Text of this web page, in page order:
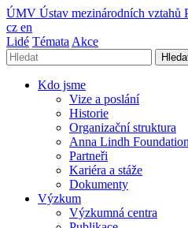
ÚMV Ústav mezinárodních vztahů
cz en
Lidé Témata Akce
Kdo jsme
Vize a poslání
Historie
Organizační struktura
Anna Lindh Foundation
Partneři
Kariéra a stáže
Dokumenty
Výzkum
Výzkumná centra